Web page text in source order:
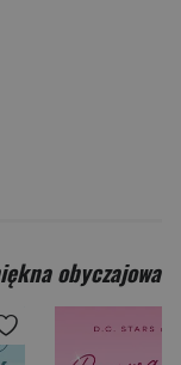
obyczajowa